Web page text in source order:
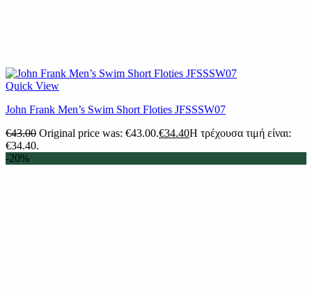
Quick View
John Frank Men’s Swim Short Floties JFSSSW07
€43.00 Original price was: €43.00.€34.40Η τρέχουσα τιμή είναι:
€34.40.
-20%